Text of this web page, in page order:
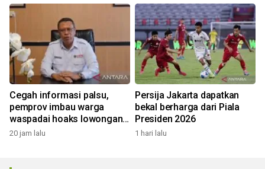
Cegah informasi palsu,
pemprov imbau warga
waspadai hoaks lowongan
kerja Blok Masela
20 jam lalu
Persija Jakarta dapatkan
bekal berharga dari Piala
Presiden 2026
1 hari lalu